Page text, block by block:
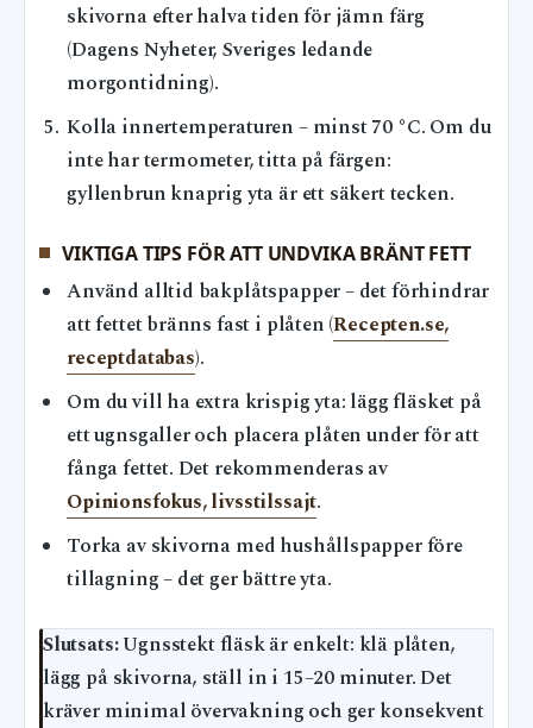
skivorna efter halva tiden för jämn färg
(Dagens Nyheter, Sveriges ledande
morgontidning).
Kolla innertemperaturen – minst 70 °C. Om du
inte har termometer, titta på färgen:
gyllenbrun knaprig yta är ett säkert tecken.
VIKTIGA TIPS FÖR ATT UNDVIKA BRÄNT FETT
Använd alltid bakplåtspapper – det förhindrar
att fettet bränns fast i plåten (Recepten.se,
receptdatabas).
Om du vill ha extra krispig yta: lägg fläsket på
ett ugnsgaller och placera plåten under för att
fånga fettet. Det rekommenderas av
Opinionsfokus, livsstilssajt.
Torka av skivorna med hushållspapper före
tillagning – det ger bättre yta.
Slutsats:Ugnsstekt fläsk är enkelt: klä plåten,
lägg på skivorna, ställ in i 15–20 minuter. Det
kräver minimal övervakning och ger konsekvent